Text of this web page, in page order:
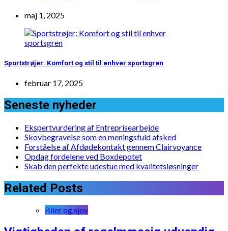
maj 1, 2025
Sportstrøjer: Komfort og stil til enhver sportsgren
februar 17, 2025
Seneste nyheder
Ekspertvurdering af Entreprisearbejde
Skovbegravelse som en meningsfuld afsked
Forståelse af Afdødekontakt gennem Clairvoyance
Opdag fordelene ved Boxdepotet
Skab den perfekte udestue med kvalitetsløsninger
Related Posts
Biler og sjov